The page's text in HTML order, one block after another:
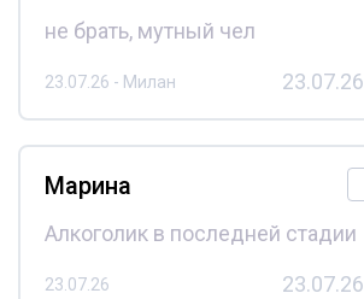
не брать, мутный чел
23.07.26 - Милан 23.07.26
Марина
Алкоголик в последней стадии
23.07.26 23.07.26